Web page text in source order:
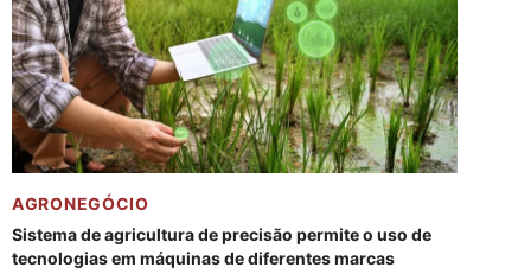
AGRONEGÓCIO
Sistema de agricultura de precisão permite o uso de
tecnologias em máquinas de diferentes marcas